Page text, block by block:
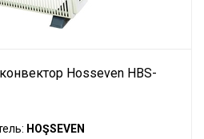
Hosseven HBS-
HOŞSEVEN